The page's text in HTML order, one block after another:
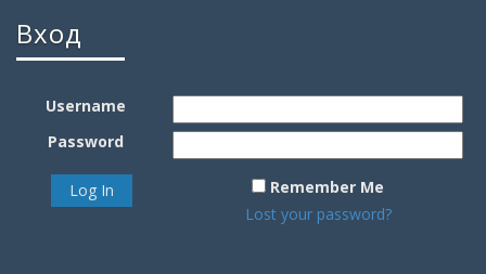
Вход
Username
Password
Remember Me
Lost your password?